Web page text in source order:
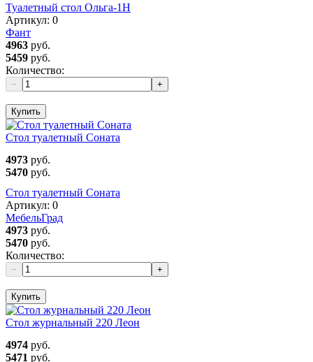
Туалетный стол Ольга-1Н
Артикул: 0
Фант
4963 руб.
5459 руб.
Количество:
− +
Купить
Стол туалетный Соната
4973 руб.
5470 руб.
Стол туалетный Соната
Артикул: 0
МебельГрад
4973 руб.
5470 руб.
Количество:
− +
Купить
Стол журнальный 220 Леон
4974 руб.
5471 руб.